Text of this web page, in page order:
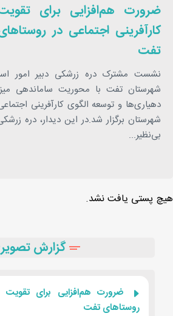
ضرورت هم‌افزایی برای
کارآفرینی اجتماعی در
تفت
نشست مشترک دره زرشکی دبیر امور
شهرستان تفت با محوریت ساماندهی
دهیاری‌ها و توسعه الگوی کارآفرینی
شهرستان برگزار شد.در این دیدار، دره
بی‌نظیر...
هیچ پستی یافت نشد.
گزارش
ضرورت هم‌افزایی برای تقویت
روستاهای تفت